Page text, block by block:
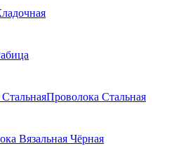
Проволока Стальная
Вязальная Чёрная